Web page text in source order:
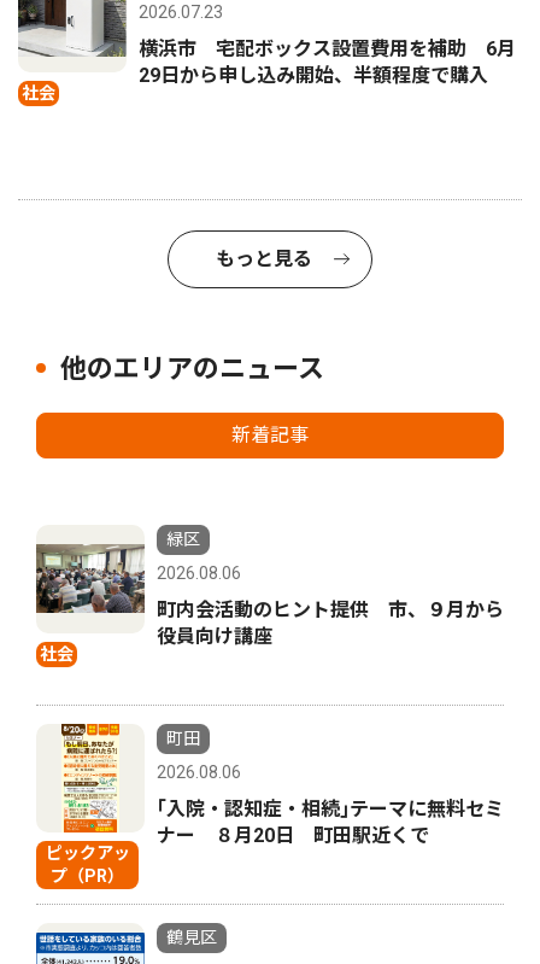
社会
2026.07.23
横浜市 宅配ボックス設置費用を補助 6月
29日から申し込み開始、半額程度で購入
もっと見る
他のエリアのニュース
新着記事
社会
緑区
2026.08.06
町内会活動のヒント提供 市、９月から
役員向け講座
ピックアッ
プ（PR）
町田
2026.08.06
｢入院・認知症・相続｣テーマに無料セミ
ナー ８月20日 町田駅近くで
鶴見区